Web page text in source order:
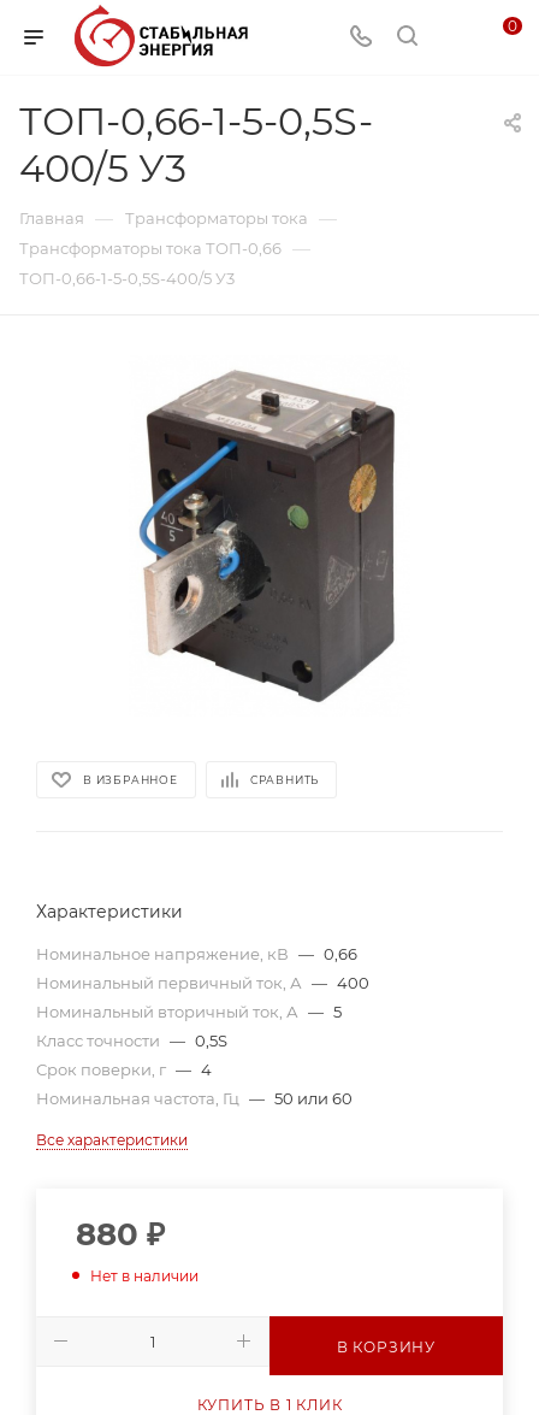
0
ТОП-0,66-1-5-0,5S-
400/5 У3
Главная — Трансформаторы тока —
Трансформаторы тока ТОП-0,66 —
ТОП-0,66-1-5-0,5S-400/5 У3
В ИЗБРАННОЕ СРАВНИТЬ
Характеристики
Номинальное напряжение, кВ — 0,66
Номинальный первичный ток, А — 400
Номинальный вторичный ток, А — 5
Класс точности — 0,5S
Срок поверки, г — 4
Номинальная частота, Гц — 50 или 60
Все характеристики
880 ₽
Нет в наличии
В КОРЗИНУ
КУПИТЬ В 1 КЛИК